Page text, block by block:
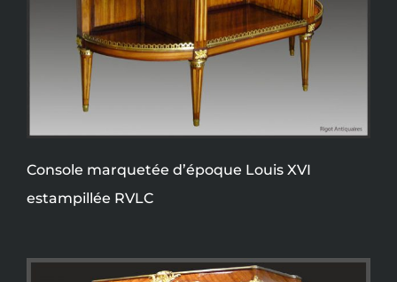
Console marquetée d’époque Louis XVI
estampillée RVLC